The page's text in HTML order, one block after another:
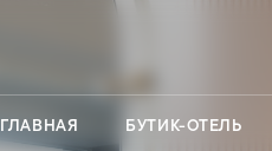
ГЛАВНАЯ БУТИК-ОТЕЛЬ